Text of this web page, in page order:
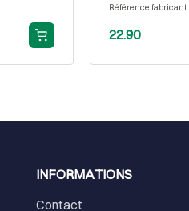
Référence fabricant
22.90
INFORMATIONS
Contact